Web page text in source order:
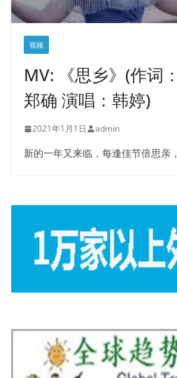
视频
MV: 《思乡》(作词
郑确 演唱：韩婷)
2021年1月1日 admin
新的一年又来临，每逢佳节倍思亲